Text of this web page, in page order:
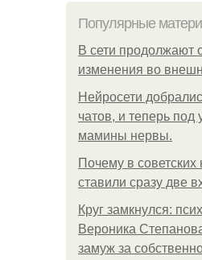
Популярные
В сети продолжают
изменения во
Нейросети
чатов, и теперь под
мамины нервы.
Почему в советских
ставили сразу две
Круг замкнулся:
Вероника
замуж за